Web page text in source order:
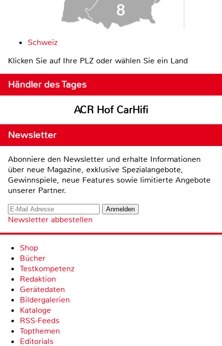
Schweiz
Klicken Sie auf Ihre PLZ oder wählen Sie ein Land
Händler des Tages
ACR Hof CarHifi
Newsletter
Abonniere den Newsletter und erhalte Informationen
über neue Magazine, exklusive Spezialangebote,
Gewinnspiele, neue Features sowie limitierte Angebote
unserer Partner.
Newsletter abbestellen
Shop
Bücher
Testkompetenz
Redaktion
Gerätedaten
Bildergalerien
Kataloge
RSS-Feeds
Topthemen
Editorials